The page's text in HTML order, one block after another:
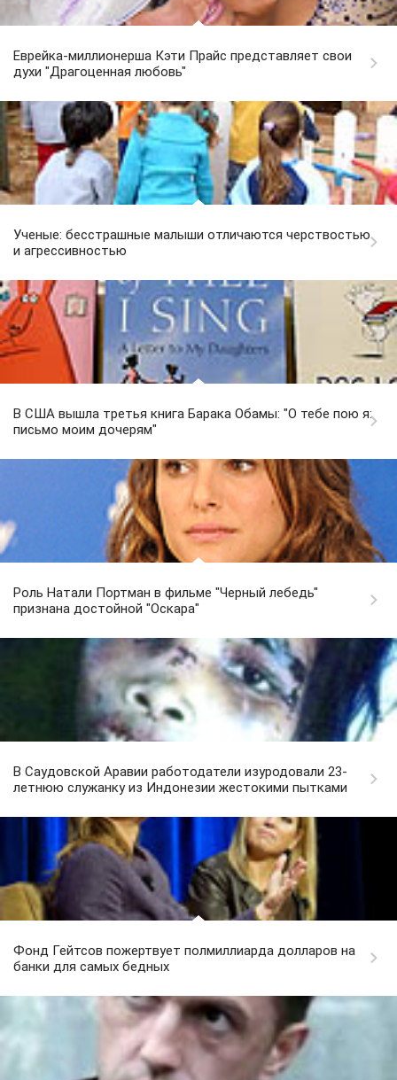
Еврейка-миллионерша Кэти Прайс представляет свои
духи "Драгоценная любовь"
Ученые: бесстрашные малыши отличаются черствостью
и агрессивностью
В США вышла третья книга Барака Обамы: "О тебе пою я:
письмо моим дочерям"
Роль Натали Портман в фильме "Черный лебедь"
признана достойной "Оскара"
В Саудовской Аравии работодатели изуродовали 23-
летнюю служанку из Индонезии жестокими пытками
Фонд Гейтсов пожертвует полмиллиарда долларов на
банки для самых бедных